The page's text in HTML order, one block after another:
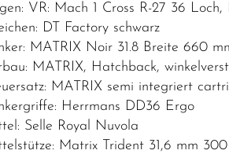
VR: Mach 1 Cross R-27 36
DT Factory schwarz
MATRIX Noir 31.8 Breite 660
MATRIX, Hatchback,
MATRIX semi integriert
Herrmans DD36 Ergo
Selle Royal Nuvola
Matrix Trident 31,6 mm